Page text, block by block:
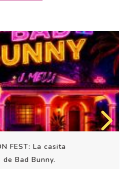
FEST: La casita
Bad Bunny.